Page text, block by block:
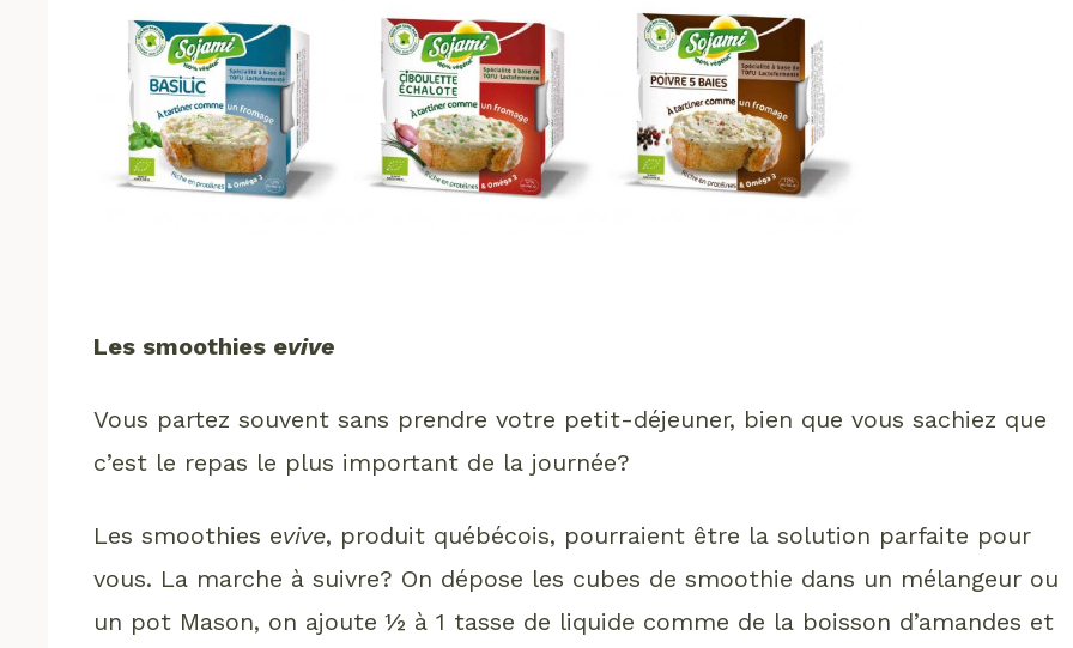
Les smoothies evive
Vous partez souvent sans prendre votre petit-déjeuner, bien que vous sachiez que
c’est le repas le plus important de la journée?
Les smoothies evive, produit québécois, pourraient être la solution parfaite pour
vous. La marche à suivre? On dépose les cubes de smoothie dans un mélangeur ou
un pot Mason, on ajoute ½ à 1 tasse de liquide comme de la boisson d’amandes et